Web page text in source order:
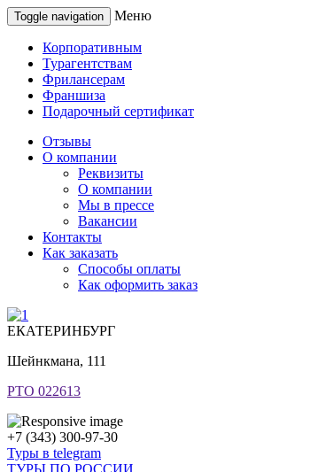
Toggle navigation Меню
Корпоративным
Турагентствам
Фрилансерам
Франшиза
Подарочный сертификат
Отзывы
О компании
Реквизиты
О компании
Мы в прессе
Вакансии
Контакты
Как заказать
Способы оплаты
Как оформить заказ
ЕКАТЕРИНБУРГ
Шейнкмана, 111
РТО 022613
+7 (343) 300-97-30
Туры в telegram
ТУРЫ ПО РОССИИ